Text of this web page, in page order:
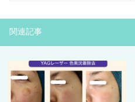
関連記事